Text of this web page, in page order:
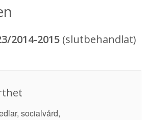
2014-2015 (slutbehandlat)
socialvård,